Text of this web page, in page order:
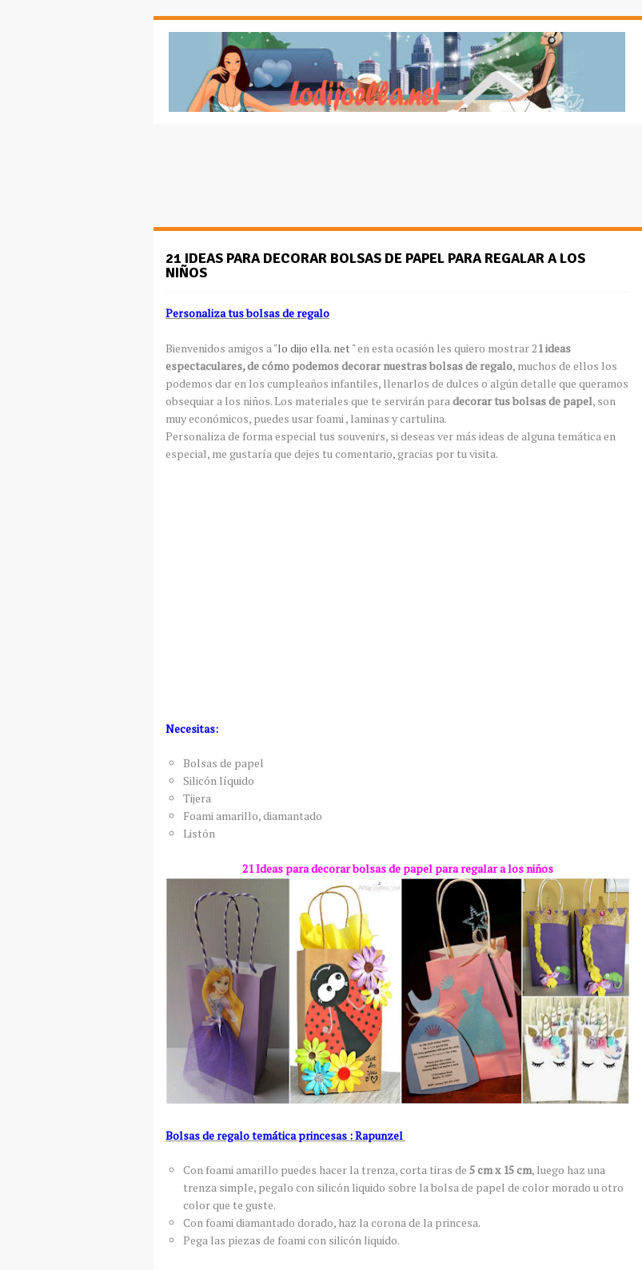
21 IDEAS PARA DECORAR BOLSAS DE PAPEL PARA REGALAR A LOS
NIÑOS
Personaliza tus bolsas de regalo
Bienvenidos amigos a"lo dijo ella. net "en esta ocasión les quiero mostrar 21 ideas
espectaculares, de cómo podemos decorar nuestras bolsas de regalo, muchos de ellos los
podemos dar en los cumpleaños infantiles, llenarlos de dulces o algún detalle que queramos
obsequiar a los niños. Los materiales que te servirán paradecorar tus bolsas de papel, son
muy económicos, puedes usar foami , laminas y cartulina.
Personaliza de forma especial tus souvenirs, si deseas ver más ideas de alguna temática en
especial, me gustaría que dejes tu comentario, gracias por tu visita.
Necesitas:
Bolsas de papel
Silicón líquido
Tijera
Foami amarillo, diamantado
Listón
21 Ideas para decorar bolsas de papel para regalar a los niños
Bolsas de regalo temática princesas : Rapunzel
Con foami amarillo puedes hacer la trenza, corta tiras de 5 cm x 15 cm, luego haz una
trenza simple, pegalo con silicón liquido sobre la bolsa de papel de color morado u otro
color que te guste.
Con foami diamantado dorado, haz la corona de la princesa.
Pega las piezas de foami con silicón liquido.